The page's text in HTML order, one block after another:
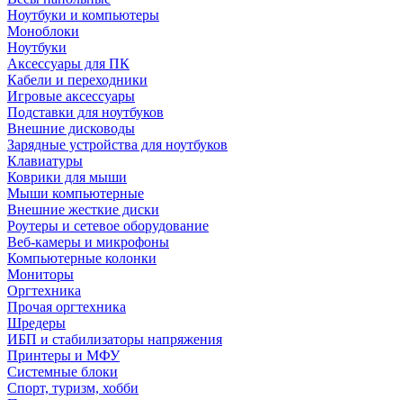
Ноутбуки и компьютеры
Моноблоки
Ноутбуки
Аксессуары для ПК
Кабели и переходники
Игровые аксессуары
Подставки для ноутбуков
Внешние дисководы
Зарядные устройства для ноутбуков
Клавиатуры
Коврики для мыши
Мыши компьютерные
Внешние жесткие диски
Роутеры и сетевое оборудование
Веб-камеры и микрофоны
Компьютерные колонки
Мониторы
Оргтехника
Прочая оргтехника
Шредеры
ИБП и стабилизаторы напряжения
Принтеры и МФУ
Системные блоки
Спорт, туризм, хобби